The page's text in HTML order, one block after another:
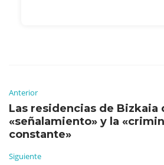
Anterior
Las residencias de Bizkaia
«señalamiento» y la
constante»
Siguiente